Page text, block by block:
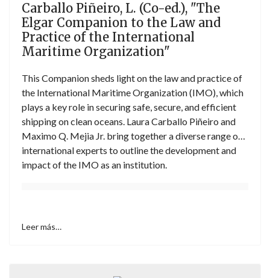
Carballo Piñeiro, L. (Co-ed.), "The
Elgar Companion to the Law and
Practice of the International
Maritime Organization"
This Companion sheds light on the law and practice of
the International Maritime Organization (IMO), which
plays a key role in securing safe, secure, and efficient
shipping on clean oceans. Laura Carballo Piñeiro and
Maximo Q. Mejia Jr. bring together a diverse range of
international experts to outline the development and
impact of the IMO as an institution.
Leer más…